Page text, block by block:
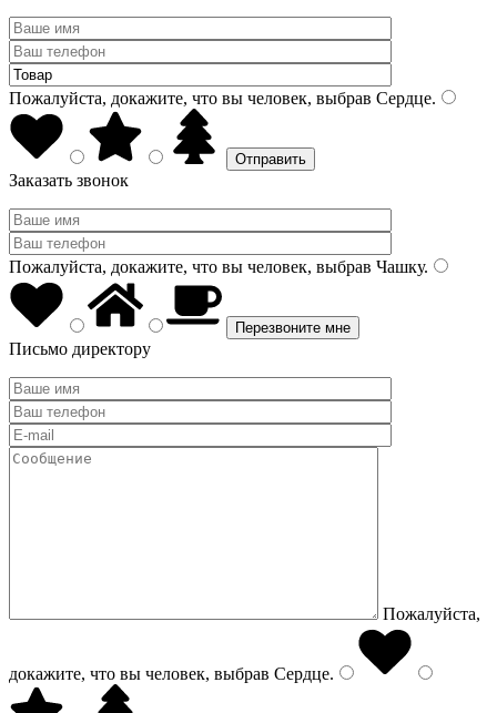
Пожалуйста, докажите, что вы человек, выбрав Сердце.
Заказать звонок
Пожалуйста, докажите, что вы человек, выбрав Чашку.
Письмо директору
Пожалуйста,
докажите, что вы человек, выбрав Сердце.